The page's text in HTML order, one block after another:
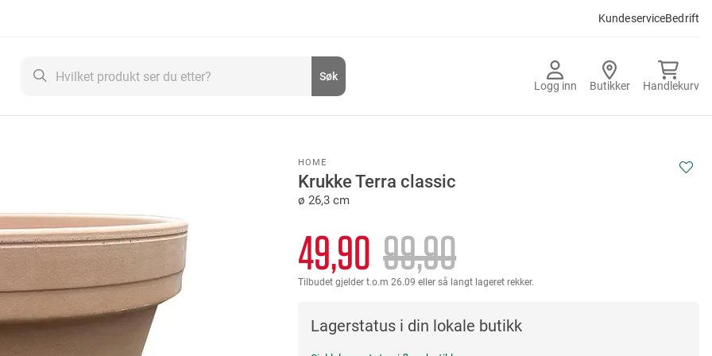
KundeserviceBedrift
Logg inn Butikker Handlekurv
Søk
HOME
Krukke Terra classic
ø 26,3 cm
49,90 99,90
Tilbudet gjelder t.o.m 26.09 eller så langt lageret rekker.
Lagerstatus i din lokale butikk